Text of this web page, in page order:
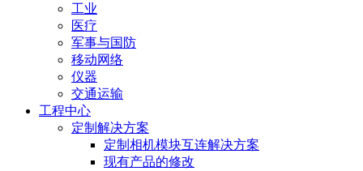
工业
医疗
军事与国防
移动网络
仪器
交通运输
工程中心
定制解决方案
定制相机模块互连解决方案
现有产品的修改